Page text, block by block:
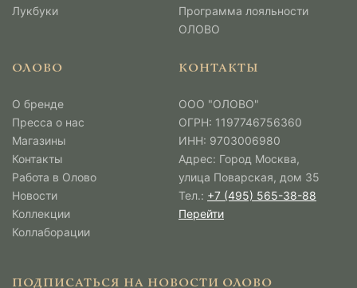
Лукбуки
Программа лояльности
ОЛОВО
ОЛОВО
О бренде
Пресса о нас
Магазины
Контакты
Работа в Олово
Новости
Коллекции
Коллаборации
КОНТАКТЫ
ООО "ОЛОВО"
ОГРН: 1197746756360
ИНН: 9703006980
Адрес: Город Москва,
улица Поварская, дом 35
Тел.: +7 (495) 565-38-88
Перейти
ПОДПИСАТЬСЯ НА НОВОСТИ ОЛОВО